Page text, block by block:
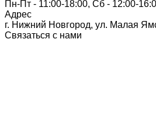
Пн-Пт - 11:00-18:00, Сб - 12:00-
Адрес
г. Нижний Новгород, ул. Малая
Связаться с нами